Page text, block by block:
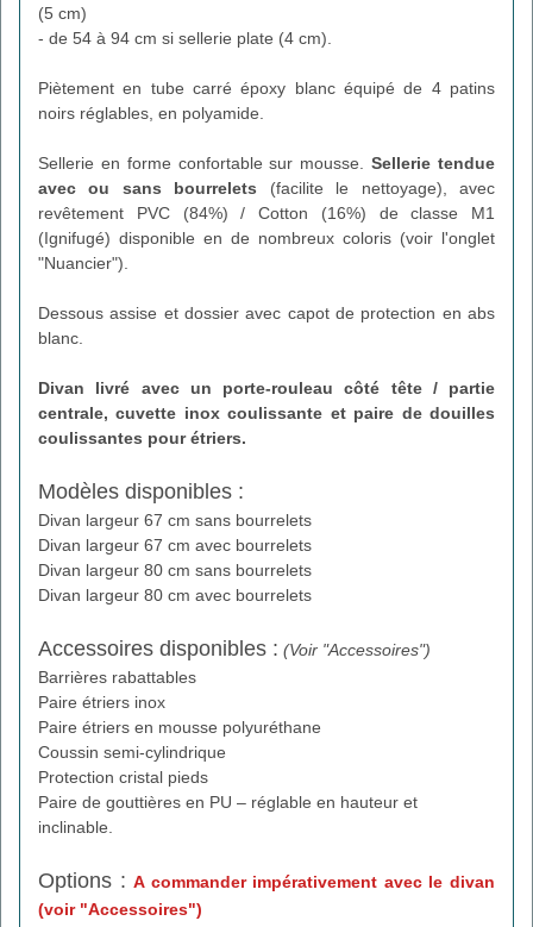
(5 cm)
- de 54 à 94 cm si sellerie plate (4 cm).
Piètement en tube carré époxy blanc équipé de 4 patins
noirs réglables, en polyamide.
Sellerie en forme confortable sur mousse.Sellerie tendue
avec ou sans bourrelets (facilite le nettoyage), avec
revêtement PVC (84%) / Cotton (16%) de classe M1
(Ignifugé) disponible en de nombreux coloris (voir l'onglet
"Nuancier").
Dessous assise et dossier avec capot de protection en abs
blanc.
Divan livré avec un porte-rouleau côté tête / partie
centrale, cuvette inox coulissante et paire de douilles
coulissantes pour étriers.
Modèles disponibles :
Divan largeur 67 cm sans bourrelets
Divan largeur 67 cm avec bourrelets
Divan largeur 80 cm sans bourrelets
Divan largeur 80 cm avec bourrelets
Accessoires disponibles : (Voir "Accessoires")
Barrières rabattables
Paire étriers inox
Paire étriers en mousse polyuréthane
Coussin semi-cylindrique
Protection cristal pieds
Paire de gouttières en PU – réglable en hauteur et
inclinable.
Options :A commander impérativement avec le divan
(voir "Accessoires")